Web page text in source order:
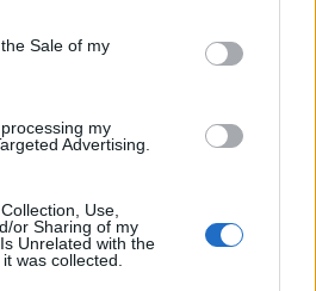
purposes in below Google
Sale of my
my
Advertising.
Use,
or Sharing of my
Unrelated with the
was collected.
Σε κινεζική… πολιορκία η